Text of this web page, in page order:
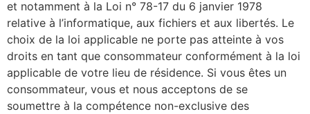
et notamment à la Loi n° 78-17 du 6 janvier 1978
relative à l’informatique, aux fichiers et aux libertés. Le
choix de la loi applicable ne porte pas atteinte à vos
droits en tant que consommateur conformément à la loi
applicable de votre lieu de résidence. Si vous êtes un
consommateur, vous et nous acceptons de se
soumettre à la compétence non-exclusive des